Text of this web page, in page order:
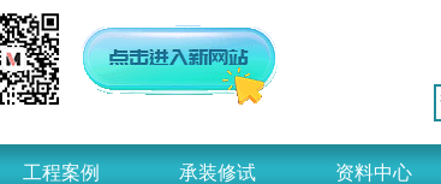
工程案例 承装修试 资料中心